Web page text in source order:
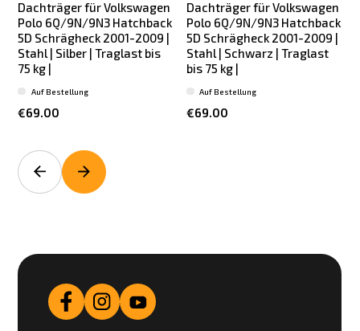
Dachträger für Volkswagen
Polo 6Q/9N/9N3 Hatchback
5D Schrägheck 2001-2009 |
Stahl | Silber | Traglast bis
75 kg |
€69.00
Auf Bestellung
Dachträger für Volkswagen
Polo 6Q/9N/9N3 Hatchback
5D Schrägheck 2001-2009 |
Stahl | Schwarz | Traglast
bis 75 kg |
€69.00
Auf Bestellung